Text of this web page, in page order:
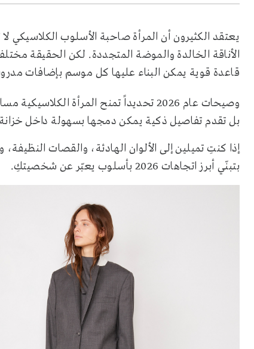
يعتقد الكثيرون أن المرأة صاحبة الأسلوب الكلاسيكي
الأناقة الخالدة والموضة المتجددة. لكن الحقيقة
قاعدة قوية يمكن البناء عليها كل موسم بإضافات
وصيحات عام 2026 تحديداً تمنح المرأة
بل تقدم تفاصيل ذكية يمكن دمجها بسهولة داخل خزانة
إذا كنتِ تميلين إلى الألوان الهادئة، والقصات
بتبنّي أبرز اتجاهات 2026 بأسلوب يعبّر عن شخصيتكِ.